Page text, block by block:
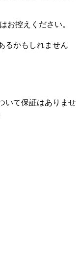
お控えください。
るかもしれません
いて保証はありませ